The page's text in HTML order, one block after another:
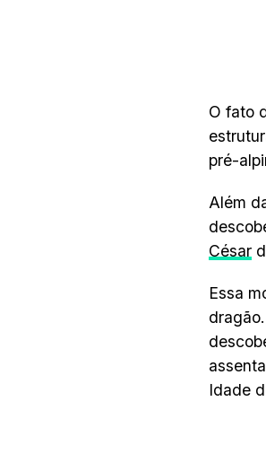
O fato
pré-
Além
César
Essa
Idade